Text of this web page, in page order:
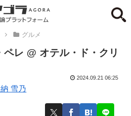
グルメ
レ @ オテル・ド・クリ
雪乃
2024.09.21 06:25